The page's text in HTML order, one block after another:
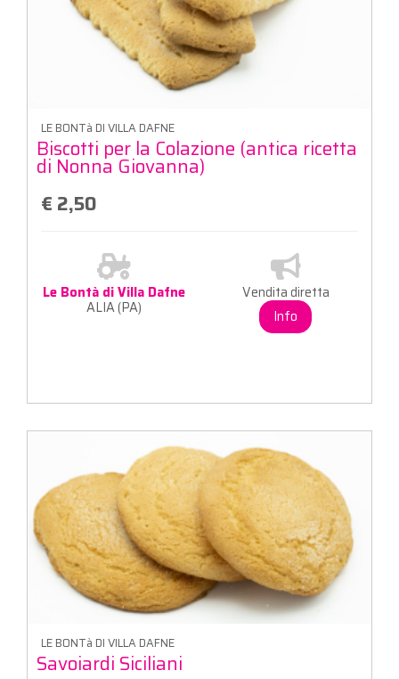
LE BONTà DI VILLA DAFNE
Biscotti per la Colazione (antica ricetta
di Nonna Giovanna)
€ 2,50
Le Bontà di Villa Dafne
ALIA (PA)
Vendita diretta
Info
LE BONTà DI VILLA DAFNE
Savoiardi Siciliani